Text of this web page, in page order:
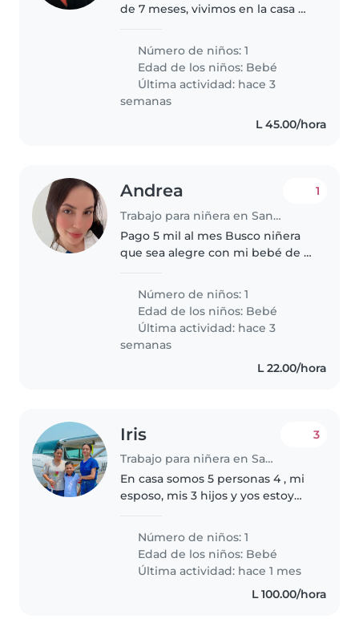
de 7 meses, vivimos en la casa de
En la casa hay otra empleada que
trabaja en el aseo y la comida de
la casa. Necesitamos..
Número de niños: 1
Edad de los niños: Bebé
Última actividad: hace 3
semanas
L 45.00/hora
Andrea
Trabajo para niñera en San Pedro Sula
1
Pago 5 mil al mes Busco niñera
que sea alegre con mi bebé de 8
Número de niños: 1
Edad de los niños: Bebé
Última actividad: hace 3
semanas
L 22.00/hora
Iris
Trabajo para niñera en San Pedro Sula
3
En casa somos 5 personas 4 , mi
esposo, mis 3 hijos y yos estoy
mi bebé de 7 meses, solo para
que cuide de ella, este
pendiente de sus biberones y
Número de niños: 1
Edad de los niños: Bebé
Última actividad: hace 1 mes
L 100.00/hora